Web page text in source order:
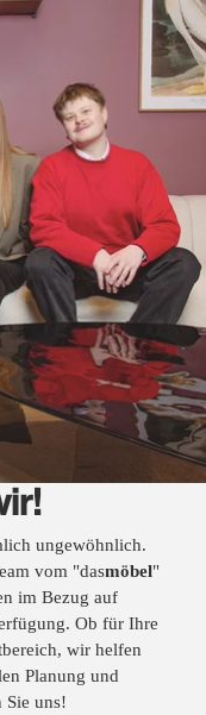
ungewöhnlich.
vom "dasmöbel"
im Bezug auf
Ob für Ihre
wir helfen
Planung und
Sie uns!